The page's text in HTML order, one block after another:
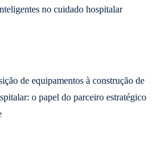
no cuidado hospitalar
de equipamentos à construção de
o papel do parceiro estratégico